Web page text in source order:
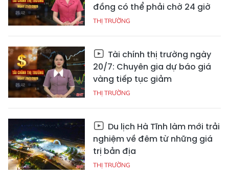
đồng có thể phải chờ 24 giờ
THỊ TRƯỜNG
Tài chính thị trường ngày
20/7: Chuyên gia dự báo giá
vàng tiếp tục giảm
THỊ TRƯỜNG
Du lịch Hà Tĩnh làm mới trải
nghiệm về đêm từ những giá
trị bản địa
THỊ TRƯỜNG